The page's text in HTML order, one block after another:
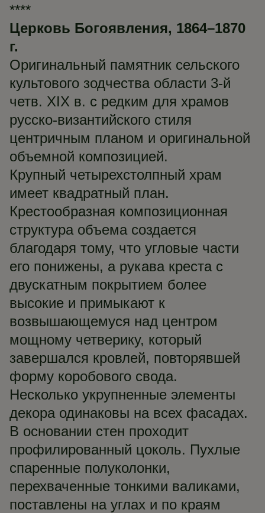
****
Церковь Богоявления, 1864–1870
г.
Оригинальный памятник сельского
культового зодчества области 3-й
четв. XIX в. с редким для храмов
русско-византийского стиля
центричным планом и оригинальной
объемной композицией.
Крупный четырехстолпный храм
имеет квадратный план.
Крестообразная композиционная
структура объема создается
благодаря тому, что угловые части
его понижены, а рукава креста с
двускатным покрытием более
высокие и примыкают к
возвышающемуся над центром
мощному четверику, который
завершался кровлей, повторявшей
форму коробового свода.
Несколько укрупненные элементы
декора одинаковы на всех фасадах.
В основании стен проходит
профилированный цоколь. Пухлые
спаренные полуколонки,
перехваченные тонкими валиками,
поставлены на углах и по краям